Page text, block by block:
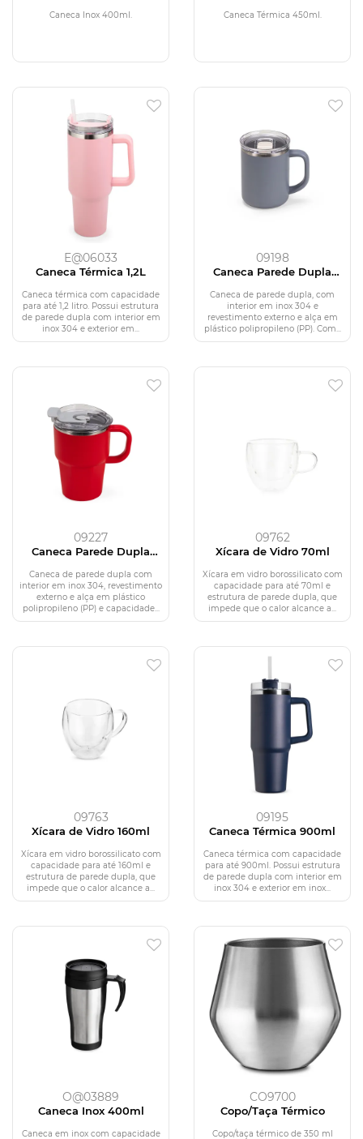
Caneca Inox 400ml. Caneca Térmica 450ml.
E@06033
Caneca Térmica 1,2L
Caneca térmica com capacidade
para até 1,2 litro. Possui estrutura
de parede dupla com interior em
inox 304 e exterior em...
09198
Caneca Parede Dupla
Caneca de parede dupla, com
interior em inox 304 e
revestimento externo e alça em
plástico polipropileno (PP). Com...
09227
Caneca Parede Dupla
Caneca de parede dupla com
interior em inox 304, revestimento
externo e alça em plástico
polipropileno (PP) e capacidade...
09762
Xícara de Vidro 70ml
Xícara em vidro borossilicato com
capacidade para até 70ml e
estrutura de parede dupla, que
impede que o calor alcance a...
09763
Xícara de Vidro 160ml
Xícara em vidro borossilicato com
capacidade para até 160ml e
estrutura de parede dupla, que
impede que o calor alcance a...
09195
Caneca Térmica 900ml
Caneca térmica com capacidade
para até 900ml. Possui estrutura
de parede dupla com interior em
inox 304 e exterior em inox...
O@03889
Caneca Inox 400ml
Caneca em inox com capacidade
CO9700
Copo/Taça Térmico
Copo/taça térmico de 350 ml